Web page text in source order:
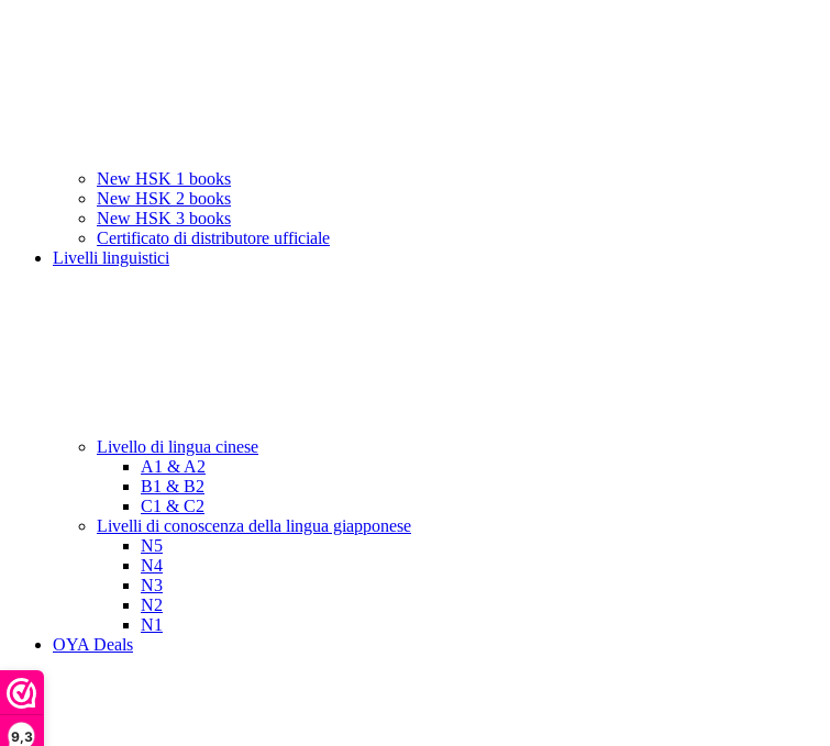
9,3
New HSK 1 books
New HSK 2 books
New HSK 3 books
Certificato di distributore ufficiale
Livelli linguistici
Livello di lingua cinese
A1 & A2
B1 & B2
C1 & C2
Livelli di conoscenza della lingua giapponese
N5
N4
N3
N2
N1
OYA Deals